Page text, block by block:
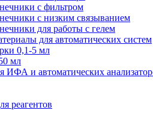
с фильтром
с низким связыванием
для работы с гелем
для автоматических систем
0,1-5 мл
мл
ИФА и автоматических
реагентов